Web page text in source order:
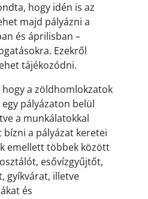
hogy idén is az
majd pályázni a
és áprilisban –
Ezekről
tájékozódni.
a zöldhomlokzatok
pályázaton belül
a munkálatokkal
a pályázat keretei
emellett többek között
esővízgyűjtőt,
gyíkvárat, illetve
és